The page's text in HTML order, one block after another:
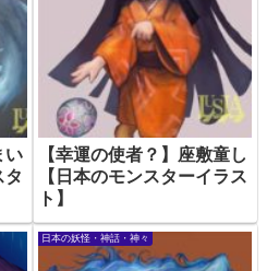
い
タ
【幸運の使者？】座敷童し
【日本のモンスターイラス
ト】
日本の妖怪・神話・神々